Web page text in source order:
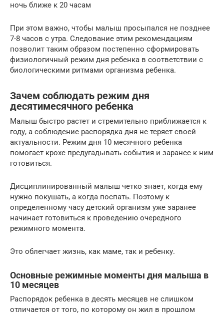
ночь ближе к 20 часам
При этом важно, чтобы малыш просыпался не позднее
7-8 часов с утра. Следование этим рекомендациям
позволит таким образом постепенно сформировать
физиологичный режим дня ребенка в соответствии с
биологическими ритмами организма ребенка.
Зачем соблюдать режим дня
десятимесячного ребенка
Малыш быстро растет и стремительно приближается к
году, а соблюдение распорядка дня не теряет своей
актуальности. Режим дня 10 месячного ребенка
помогает крохе предугадывать события и заранее к ним
готовиться.
Дисциплинированный малыш четко знает, когда ему
нужно покушать, а когда поспать. Поэтому к
определенному часу детский организм уже заранее
начинает готовиться к проведению очередного
режимного момента.
Это облегчает жизнь, как маме, так и ребенку.
Основные режимные моменты дня малыша в
10 месяцев
Распорядок ребенка в десять месяцев не слишком
отличается от того, по которому он жил в прошлом